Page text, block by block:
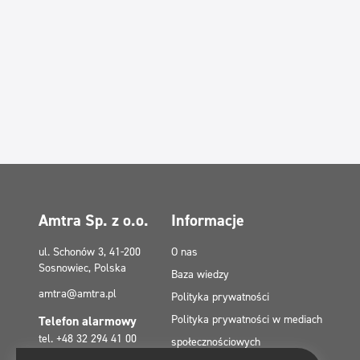
Amtra Sp. z o.o.
ul. Schonów 3, 41-200
Sosnowiec, Polska
amtra@amtra.pl
Telefon alarmowy
tel. +48 32 294 41 00
Informacje
O nas
Baza wiedzy
Polityka prywatności
Polityka prywatności w mediach
społecznościowych